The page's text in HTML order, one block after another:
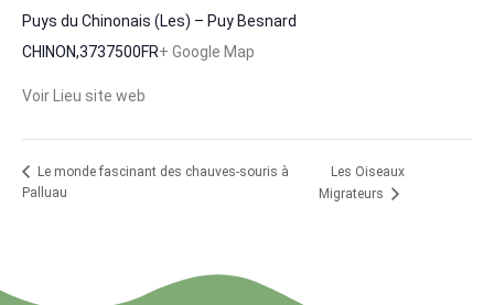
Puys du Chinonais (Les) – Puy Besnard
CHINON,3737500FR+ Google Map
Voir Lieu site web
Le monde fascinant des chauves-souris à
Palluau
Les Oiseaux
Migrateurs